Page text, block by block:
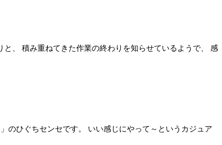
、 積み重ねてきた作業の終わりを知らせているようで、 感
のひぐちセンセです。 いい感じにやって～というカジュア